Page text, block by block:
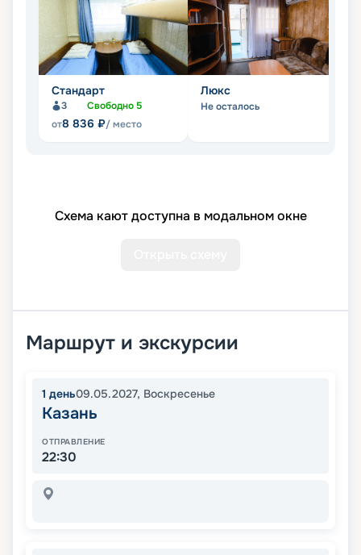
Стандарт
3 Свободно5
от8 836 ₽/ место
Люкс
Не осталось
Схема кают доступна в модальном окне
Маршрут и экскурсии
1 день09.05.2027, Воскресенье
Казань
ОТПРАВЛЕНИЕ
22:30